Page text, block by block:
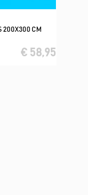
200X300 CM
€ 58,95